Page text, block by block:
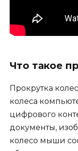
Что такое
Прокрутка
колеса
цифрового
документы,
колесо мыши